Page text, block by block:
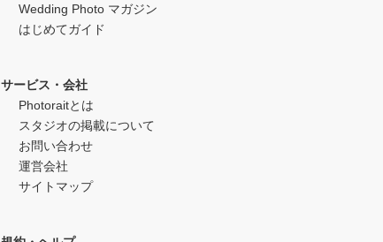
Wedding Photo マガジン
はじめてガイド
サービス・会社
Photoraitとは
スタジオの掲載について
お問い合わせ
運営会社
サイトマップ